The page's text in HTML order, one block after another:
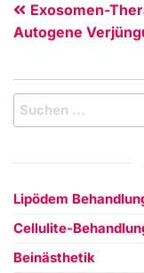
Exosomen-
Autogene
Lipödem
Cellulite-
Beinästhetik